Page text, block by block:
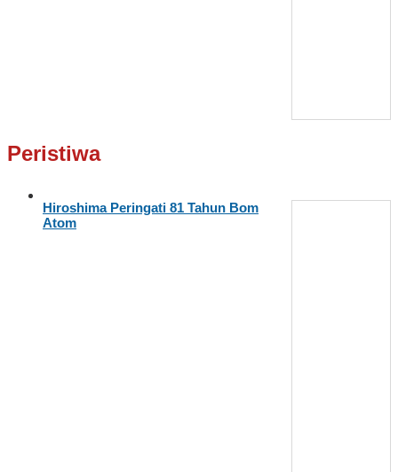
Peristiwa
Hiroshima Peringati 81 Tahun Bom
Atom